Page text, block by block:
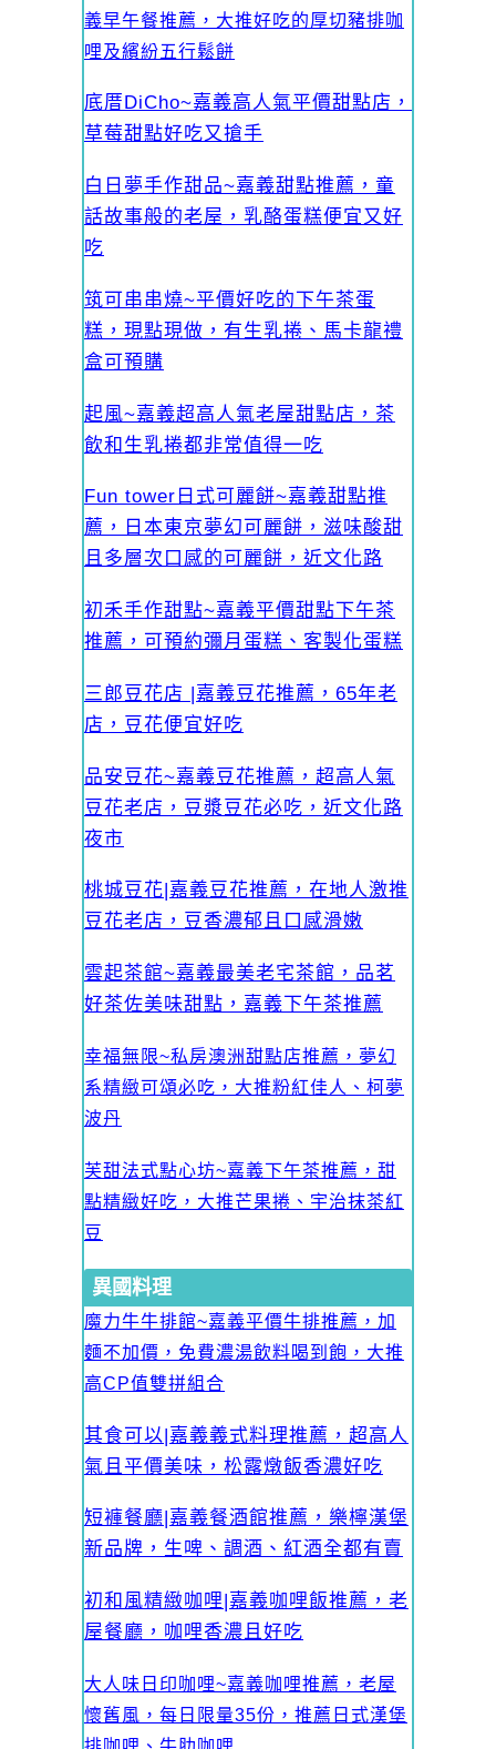
義早午餐推薦，大推好吃的厚切豬排咖
哩及繽紛五行鬆餅
底厝DiCho~嘉義高人氣平價甜點店，
草莓甜點好吃又搶手
白日夢手作甜品~嘉義甜點推薦，童
話故事般的老屋，乳酪蛋糕便宜又好
吃
筑可串串燒~平價好吃的下午茶蛋
糕，現點現做，有生乳捲、馬卡龍禮
盒可預購
起風~嘉義超高人氣老屋甜點店，茶
飲和生乳捲都非常值得一吃
Fun tower日式可麗餅~嘉義甜點推
薦，日本東京夢幻可麗餅，滋味酸甜
且多層次口感的可麗餅，近文化路
初禾手作甜點~嘉義平價甜點下午茶
推薦，可預約彌月蛋糕、客製化蛋糕
三郎豆花店 |嘉義豆花推薦，65年老
店，豆花便宜好吃
品安豆花~嘉義豆花推薦，超高人氣
豆花老店，豆漿豆花必吃，近文化路
夜市
桃城豆花|嘉義豆花推薦，在地人激推
豆花老店，豆香濃郁且口感滑嫩
雲起茶館~嘉義最美老宅茶館，品茗
好茶佐美味甜點，嘉義下午茶推薦
幸福無限~私房澳洲甜點店推薦，夢幻
系精緻可頌必吃，大推粉紅佳人、柯夢
波丹
芙甜法式點心坊~嘉義下午茶推薦，甜
點精緻好吃，大推芒果捲、宇治抹茶紅
豆
異國料理
魔力牛牛排館~嘉義平價牛排推薦，加
麵不加價，免費濃湯飲料喝到飽，大推
高CP值雙拼組合
其食可以|嘉義義式料理推薦，超高人
氣且平價美味，松露燉飯香濃好吃
短褲餐廳|嘉義餐酒館推薦，樂檸漢堡
新品牌，生啤、調酒、紅酒全都有賣
初和風精緻咖哩|嘉義咖哩飯推薦，老
屋餐廳，咖哩香濃且好吃
大人味日印咖哩~嘉義咖哩推薦，老屋
懷舊風，每日限量35份，推薦日式漢堡